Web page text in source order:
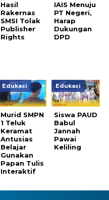
Hasil
Rakernas
SMSI Tolak
Publisher
Rights
IAIS Menuju
PT Negeri,
Harap
Dukungan
DPD
Edukasi
Murid SMPN
1 Teluk
Keramat
Antusias
Belajar
Gunakan
Papan Tulis
Interaktif
Edukasi
Siswa PAUD
Babul
Jannah
Pawai
Keliling